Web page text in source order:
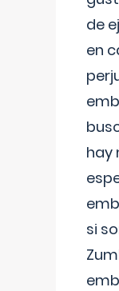
de
en
hay
si